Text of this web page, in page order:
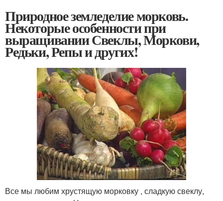
Природное земледелие морковь.
Некоторые особенности при
выращивании Свеклы, Моркови,
Редьки, Репы и других!
Все мы любим хрустящую морковку , сладкую свеклу,